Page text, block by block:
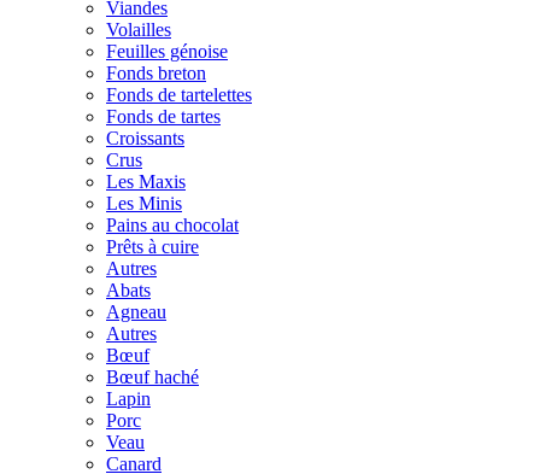
Viandes
Volailles
Feuilles génoise
Fonds breton
Fonds de tartelettes
Fonds de tartes
Croissants
Crus
Les Maxis
Les Minis
Pains au chocolat
Prêts à cuire
Autres
Abats
Agneau
Autres
Bœuf
Bœuf haché
Lapin
Porc
Veau
Canard